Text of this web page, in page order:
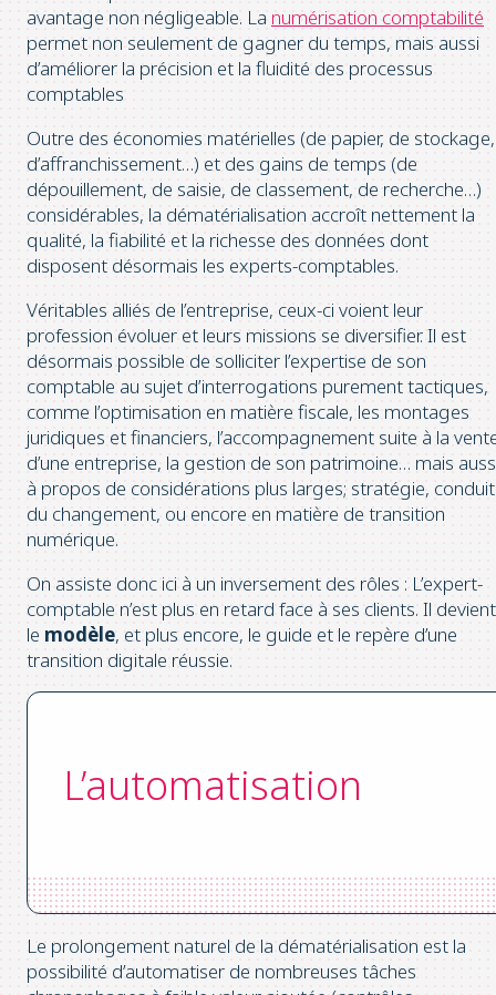
avantage non négligeable. La numérisation comptabilité
permet non seulement de gagner du temps, mais aussi
d’améliorer la précision et la fluidité des processus
comptables
Outre des économies matérielles (de papier, de stockage,
d’affranchissement…) et des gains de temps (de
dépouillement, de saisie, de classement, de recherche…)
considérables, la dématérialisation accroît nettement la
qualité, la fiabilité et la richesse des données dont
disposent désormais les experts-comptables.
Véritables alliés de l’entreprise, ceux-ci voient leur
profession évoluer et leurs missions se diversifier. Il est
désormais possible de solliciter l’expertise de son
comptable au sujet d’interrogations purement tactiques,
comme l’optimisation en matière fiscale, les montages
juridiques et financiers, l’accompagnement suite à la
d’une entreprise, la gestion de son patrimoine… mais
à propos de considérations plus larges; stratégie,
du changement, ou encore en matière de transition
numérique.
On assiste donc ici à un inversement des rôles : L’expert-
comptable n’est plus en retard face à ses clients. Il devient
le modèle, et plus encore, le guide et le repère d’une
transition digitale réussie.
L’automatisation
Le prolongement naturel de la dématérialisation est la
possibilité d’automatiser de nombreuses tâches